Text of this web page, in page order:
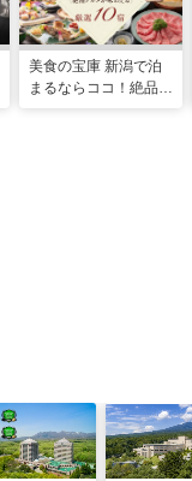
美食の宝庫 新潟で泊
まるならココ！絶品グ